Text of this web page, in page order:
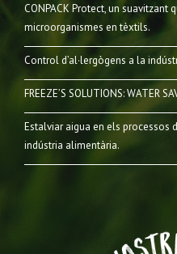
CONPACK Protect, un suavitzant
microorganismes en tèxtils.
Control d’al·lergògens a la
FREEZE’S SOLUTIONS: WATER
Estalviar aigua en els processos
indústria alimentària.